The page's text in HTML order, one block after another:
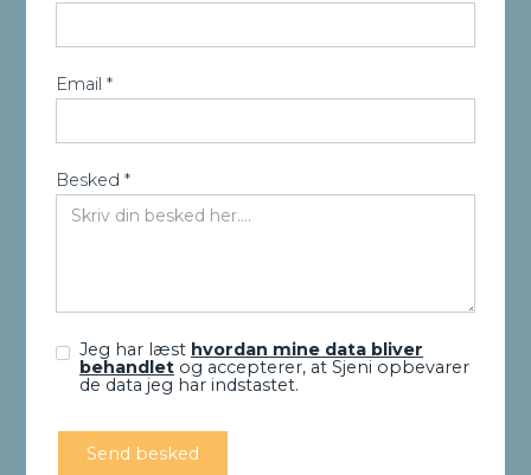
Email *
Besked *
Jeg har læst hvordan mine data bliver
behandlet og accepterer, at Sjeni opbevarer
de data jeg har indstastet.